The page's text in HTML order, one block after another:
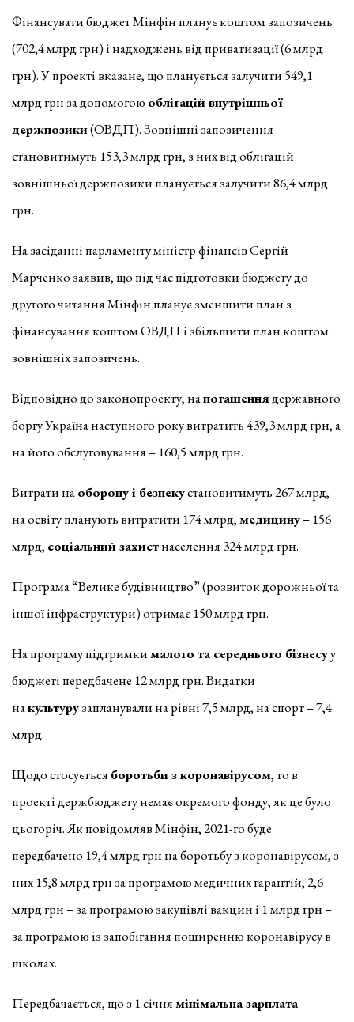
Фінансувати бюджет Мінфін планує коштом запозичень
(702,4 млрд грн) і надходжень від приватизації (6 млрд
грн). У проекті вказане, що планується залучити 549,1
млрд грн за допомогою облігацій внутрішньої
держпозики(ОВДП). Зовнішні запозичення
становитимуть 153,3 млрд грн, з них від облігацій
зовнішньої держпозики планується залучити 86,4 млрд
грн.
На засіданні парламенту міністр фінансів Сергій
Марченко заявив, що під час підготовки бюджету до
другого читання Мінфін планує зменшити план з
фінансування коштом ОВДП і збільшити план коштом
зовнішніх запозичень.
Відповідно до законопроекту, напогашеннядержавного
боргу Україна наступного року витратить 439,3 млрд грн, а
на його обслуговування – 160,5 млрд грн.
Витрати наоборону і безпекустановитимуть 267 млрд,
на освіту планують витратити 174 млрд,медицину– 156
млрд, соціальний захистнаселення 324 млрд грн.
Програма “Велике будівництво” (розвиток дорожньої та
іншої інфраструктури) отримає 150 млрд грн.
На програму підтримкималого та середнього бізнесуу
бюджеті передбачене 12 млрд грн. Видатки
накультурузапланували на рівні 7,5 млрд, на спорт – 7,4
млрд.
Щодо стосується боротьби з коронавірусом, то в
проекті держбюджету немає окремого фонду, як це було
цьогоріч. Як повідомляв Мінфін, 2021-го буде
передбачено 19,4 млрд грн на боротьбу з коронавірусом, з
них 15,8 млрд грн за програмою медичних гарантій, 2,6
млрд грн – за програмою закупівлі вакцин і 1 млрд грн –
за програмою із запобігання поширенню коронавірусу в
школах.
Передбачається, що з 1 січнямінімальна зарплата